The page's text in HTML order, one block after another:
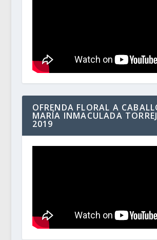
OFRENDA FLORAL A
MARÍA INMACULADA
2019